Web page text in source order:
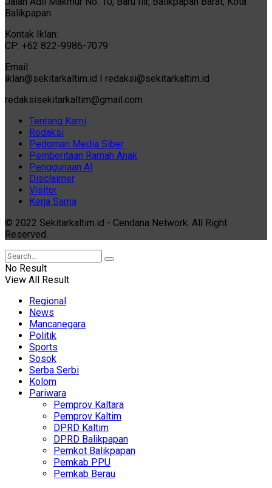
Balikpapan.
Kontak Iklan:
CP: +62 822-9986-7079
Email:
iklan@sekitarkaltim.id I redaksi@sekitarkaltim.id
redaksisekitarkaltim@gmail.com
Tentang Kami
Redaksi
Pedoman Media Siber
Pemberitaan Ramah Anak
Penggunaan AI
Disclaimer
Visitor
Kerja Sama
© 2022 Sekitarkaltim.id - Cendana Network. All Right
Reserved.
No Result
View All Result
Regional
News
Mancanegara
Politik
Sports
Sosok
Serba Serbi
Kolom
Pariwara
Pemprov Kaltara
Pemprov Kaltim
DPRD Kaltim
DPRD Balikpapan
Pemkot Balikpapan
Pemkab PPU
Pemkab Berau